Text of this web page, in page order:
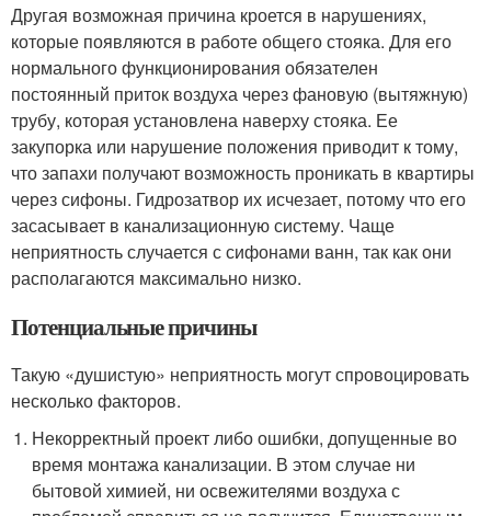
Другая возможная причина кроется в нарушениях,
которые появляются в работе общего стояка. Для его
нормального функционирования обязателен
постоянный приток воздуха через фановую (вытяжную)
трубу, которая установлена наверху стояка. Ее
закупорка или нарушение положения приводит к тому,
что запахи получают возможность проникать в квартиры
через сифоны. Гидрозатвор их исчезает, потому что его
засасывает в канализационную систему. Чаще
неприятность случается с сифонами ванн, так как они
располагаются максимально низко.
Потенциальные причины
Такую «душистую» неприятность могут спровоцировать
несколько факторов.
Некорректный проект либо ошибки, допущенные во
время монтажа канализации. В этом случае ни
бытовой химией, ни освежителями воздуха с